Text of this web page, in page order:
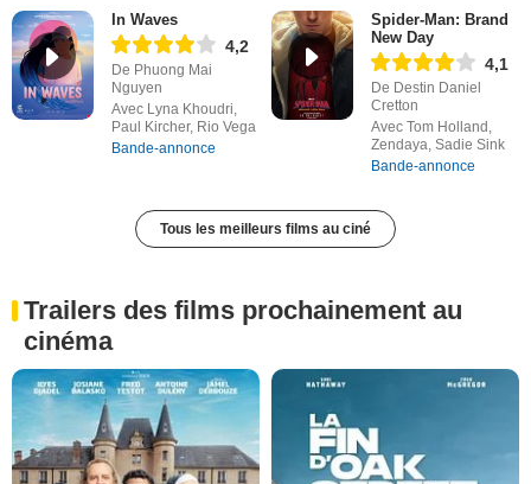
In Waves
4,2
De Phuong Mai
Nguyen
Avec Lyna Khoudri,
Paul Kircher, Rio Vega
Bande-annonce
Spider-Man: Brand
New Day
4,1
De Destin Daniel
Cretton
Avec Tom Holland,
Zendaya, Sadie Sink
Bande-annonce
Tous les meilleurs films au ciné
Trailers des films prochainement au
cinéma